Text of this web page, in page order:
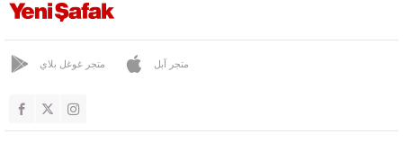
كاراإيسي
مرمرة
متجر غوغل بلاي متجر آبل